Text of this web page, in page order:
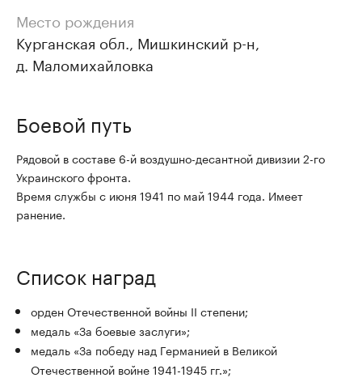
Место рождения
Курганская обл., Мишкинский р-н,
д. Маломихайловка
Боевой путь
Рядовой в составе 6-й воздушно-десантной дивизии 2-го
Украинского фронта.
Время службы с июня 1941 по май 1944 года. Имеет
ранение.
Список наград
орден Отечественной войны II степени;
медаль «За боевые заслуги»;
медаль «За победу над Германией в Великой
Отечественной войне 1941-1945 гг.»;